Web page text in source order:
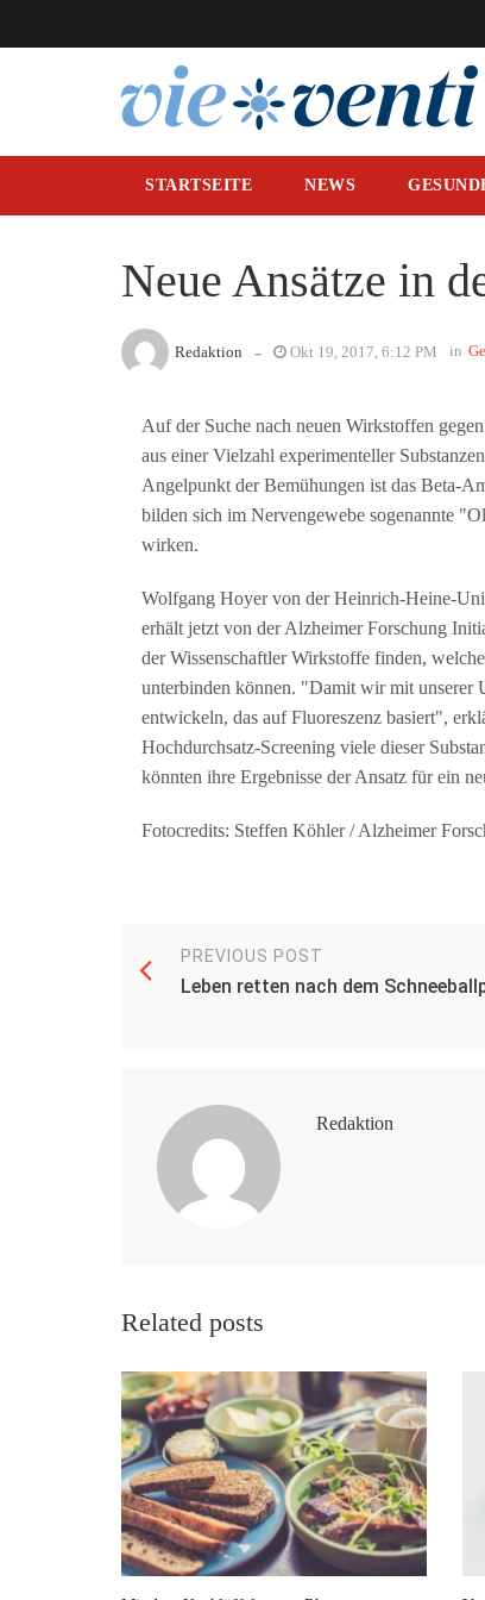
STARTSEITE NEWS
Neue Ansätze in
Redaktion - Okt 19, 2017, 6:12 PM in
Auf der Suche nach neuen Wirkstoffen
aus einer Vielzahl experimenteller
Angelpunkt der Bemühungen ist das Beta-
bilden sich im Nervengewebe sogenannte
wirken.
Wolfgang Hoyer von der Heinrich-Heine-
erhält jetzt von der Alzheimer Forschung
der Wissenschaftler Wirkstoffe finden,
unterbinden können. "Damit wir mit unserer
entwickeln, das auf Fluoreszenz basiert",
Hochdurchsatz-Screening viele dieser
könnten ihre Ergebnisse der Ansatz für ein
Fotocredits: Steffen Köhler / Alzheimer
PREVIOUS POST
Leben retten nach dem
Redaktion
Related posts